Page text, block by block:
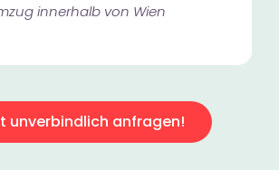
innerhalb von Wien​
unverbindlich anfragen!